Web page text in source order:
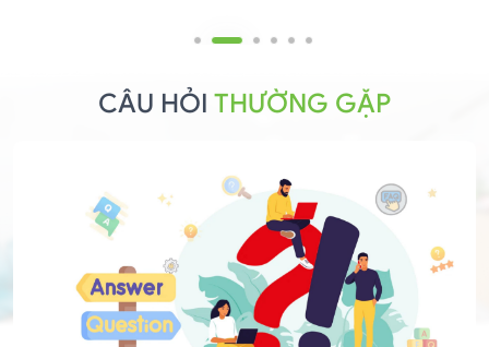
CÂU HỎI THƯỜNG GẶP